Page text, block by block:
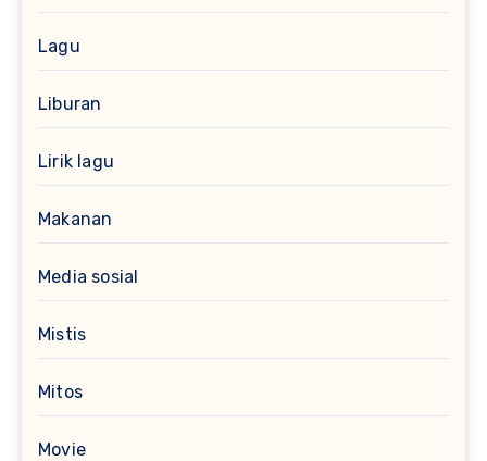
Lagu
Liburan
Lirik lagu
Makanan
Media sosial
Mistis
Mitos
Movie